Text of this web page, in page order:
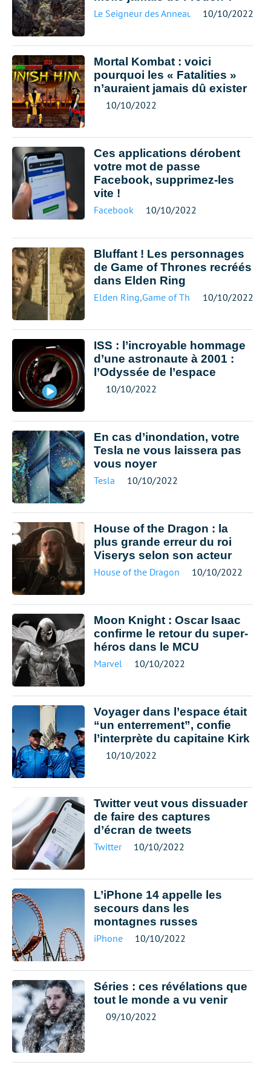
Le Seigneur des Anneaux 10/10/2022
Mortal Kombat : voici
pourquoi les « Fatalities »
n’auraient jamais dû exister
10/10/2022
Ces applications dérobent
votre mot de passe
Facebook, supprimez-les
vite !
Facebook 10/10/2022
Bluffant ! Les personnages
de Game of Thrones recréés
dans Elden Ring
Elden Ring,Game of Thrones10/10/2022
ISS : l’incroyable hommage
d’une astronaute à 2001 :
l’Odyssée de l’espace
10/10/2022
En cas d’inondation, votre
Tesla ne vous laissera pas
vous noyer
Tesla 10/10/2022
House of the Dragon : la
plus grande erreur du roi
Viserys selon son acteur
House of the Dragon 10/10/2022
Moon Knight : Oscar Isaac
confirme le retour du super-
héros dans le MCU
Marvel 10/10/2022
Voyager dans l’espace était
“un enterrement”, confie
l’interprète du capitaine Kirk
10/10/2022
Twitter veut vous dissuader
de faire des captures
d’écran de tweets
Twitter 10/10/2022
L’iPhone 14 appelle les
secours dans les
montagnes russes
iPhone 10/10/2022
Séries : ces révélations que
tout le monde a vu venir
09/10/2022